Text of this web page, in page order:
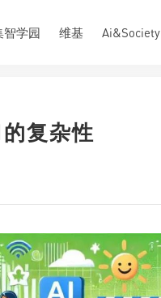
智学园 维基 Ai&Society
复杂性